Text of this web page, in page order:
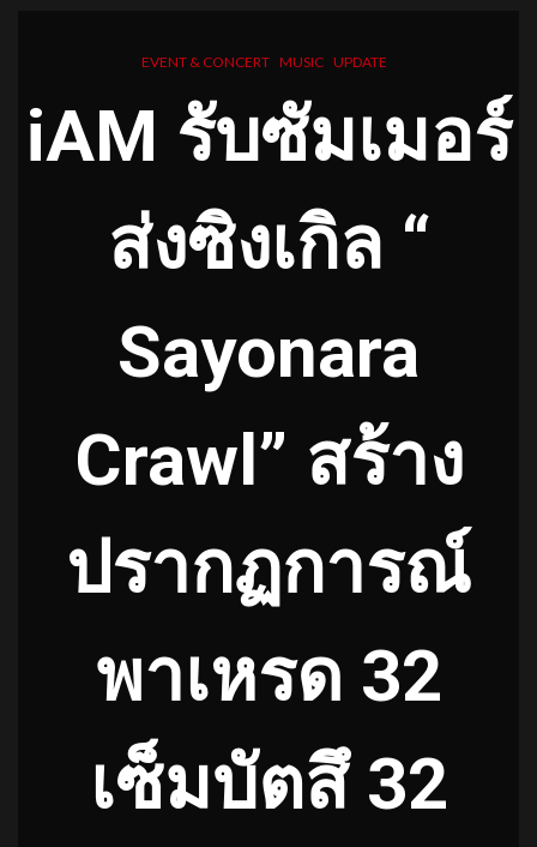
EVENT & CONCERT MUSIC UPDATE
iAM รับซัมเมอร์
ส่งซิงเกิล “
Sayonara
Crawl” สร้าง
ปรากฏการณ์
พาเหรด 32
เซ็มบัตสึ 32